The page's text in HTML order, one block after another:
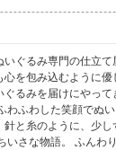
ぐるみ専門の仕立
を包み込むように
るみを届けにやっ
ふわした笑顔でぬ
と糸のように、少
いさな物語。 ふんわ